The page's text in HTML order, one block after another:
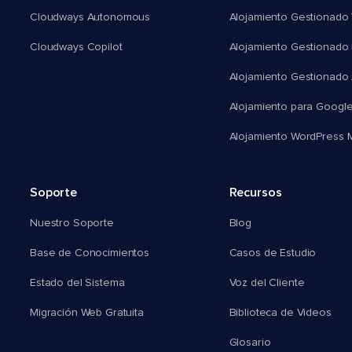
Cloudways Autonomous
Cloudways Copilot
Alojamiento Gestionado
Alojamiento Gestionado
Alojamiento Gestionado
Alojamiento para
Alojamiento WordPress
Soporte
Nuestro Soporte
Base de Conocimientos
Estado del Sistema
Migración Web Gratuita
Recursos
Blog
Casos de Estudio
Voz del Cliente
Biblioteca de Videos
Glosario